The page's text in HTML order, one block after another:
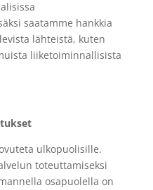
saatamme hankkia
lähteistä, kuten
liiketoiminnallisista
ulkopuolisille.
toteuttamiseksi
osapuolella on